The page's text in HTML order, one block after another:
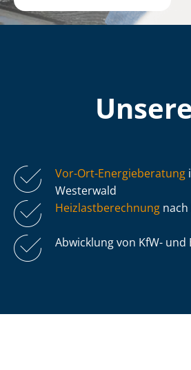
Vor-Ort-Energieberatung
Westerwald
Heiz­last­be­rech­nung nach
Abwicklung von KfW- und